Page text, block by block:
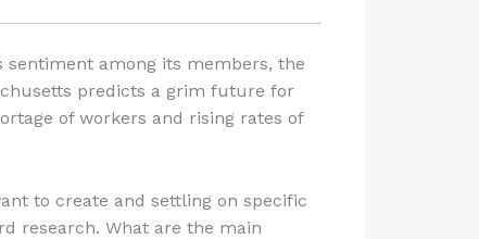
sentiment among its members, the
predicts a grim future for
of workers and rising rates of
to create and settling on specific
research. What are the main